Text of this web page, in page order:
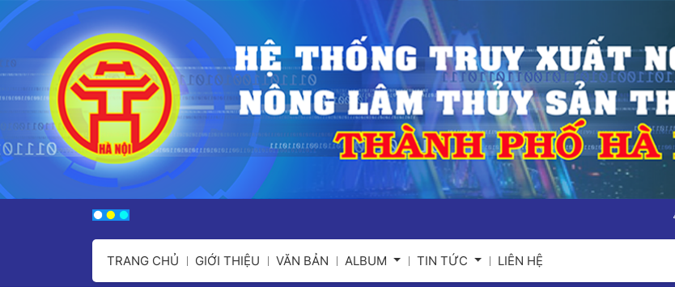
TRANG CHỦ GIỚI THIỆU VĂN BẢN ALBUM TIN TỨC LIÊN HỆ